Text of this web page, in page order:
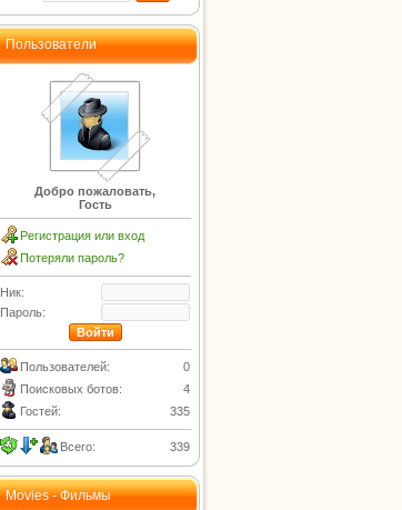
Пользователи
Добро пожаловать,
Гость
Регистрация или вход
Потеряли пароль?
Ник:
Пароль:
Пользователей:
0
Поисковых ботов:
4
Гостей:
335
Всего: 339
Movies - Фильмы